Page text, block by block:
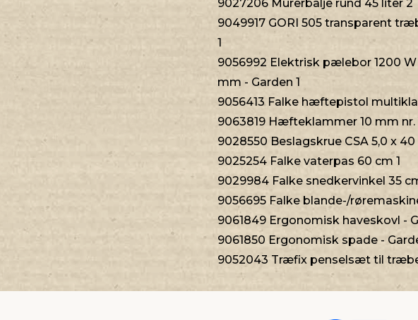
9027206 Murerbalje rund 45 liter 2
9049917 GORI 505 transparent
1
9056992 Elektrisk pælebor 1200
mm - Garden 1
9056413 Falke hæftepistol
9063819 Hæfteklammer 10 mm nr.
9028550 Beslagskrue CSA 5,0 x
9025254 Falke vaterpas 60 cm 1
9029984 Falke snedkervinkel 35
9056695 Falke blande-/
9061849 Ergonomisk haveskovl -
9061850 Ergonomisk spade -
9052043 Træfix penselsæt til